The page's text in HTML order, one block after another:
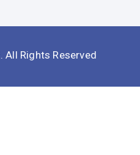
Rights Reserved